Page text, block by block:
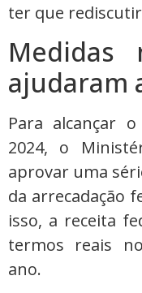
ter que
Medidas
ajudaram
Para alcançar
2024, o
aprovar uma
da arrecadação
isso, a receita
termos reais
ano.